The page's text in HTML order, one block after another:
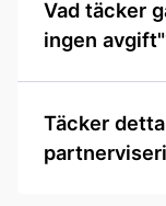
Vad täcker
ingen
Täcker